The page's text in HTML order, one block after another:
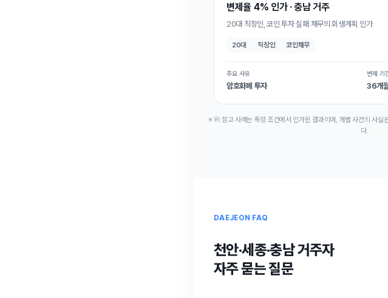
변제율 4% 인가 · 충남 거주
20대 직장인, 코인 투자 실패 채무의 회생계획 인가
20대 직장인 코인채무
주요 사유
암호화폐 투자
변제 기
36개
※ 위 참고 사례는 특정 조건에서 인가된 결과이며, 개별 사건의 사실
다.
DAEJEON FAQ
천안·세종·충남 거주자
자주 묻는 질문